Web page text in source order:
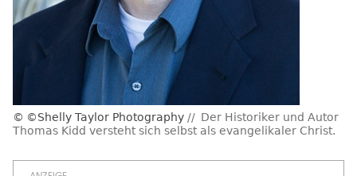
©Shelly Taylor Photography
Der Historiker und Autor
Thomas Kidd versteht sich selbst als evangelikaler Christ.